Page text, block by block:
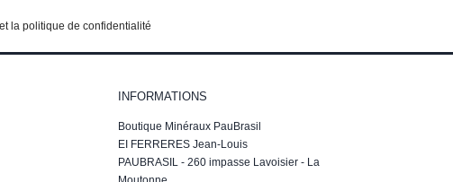
la politique de confidentialité
INFORMATIONS
Boutique Minéraux PauBrasil
EI FERRERES Jean-Louis
PAUBRASIL - 260 impasse Lavoisier - La